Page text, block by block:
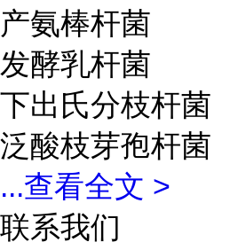
产氨棒杆菌
发酵乳杆菌
下出氏分枝杆菌
泛酸枝芽孢杆菌
...查看全文 >
联系我们